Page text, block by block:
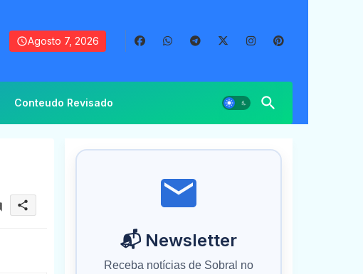
Agosto 7, 2026
Conteudo Revisado
share
📬 Newsletter
Receba notícias de Sobral no